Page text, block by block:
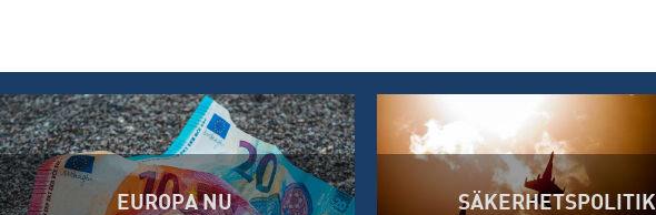
EUROPA NU SÄKERHETSPOLITIK